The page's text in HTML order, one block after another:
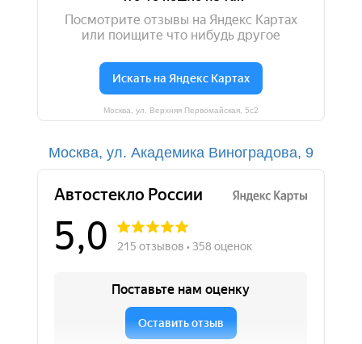
Москва, ул. Верхняя Первомайская, 5с2
Москва, ул. Академика Виноградова, 9